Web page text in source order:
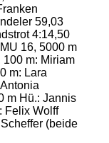
59,03
4:14,50
16, 5000 m
m: Miriam
m: Lara
m Hü.: Jannis
Felix Wolff
(beide